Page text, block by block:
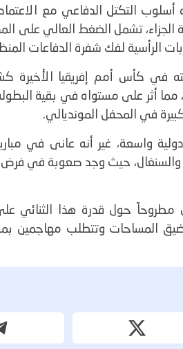
التكتل الدفاعي مع
تشمل الضغط العالي على
الرأسية لفك شفرة الدفاعات
في كأس أمم إفريقيا
مما أثر على مستواه في بقية
في المحفل المونديالي.
واسعة، غير أنه عانى في
والسنغال، حيث وجد صعوبة في
مطروحاً حول قدرة هذا الثنائي
خاصة أمام منتخبات تضيق المساحات وتتطلب